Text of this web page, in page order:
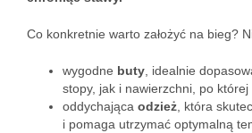
Co konkretnie warto założyć na bieg?
wygodne buty , idealnie
stopy, jak i nawierzchni, po której
oddychająca odzież , która
i pomaga utrzymać optymalną